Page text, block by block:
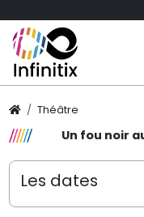
Théâtre
Un fou noir
Les dates